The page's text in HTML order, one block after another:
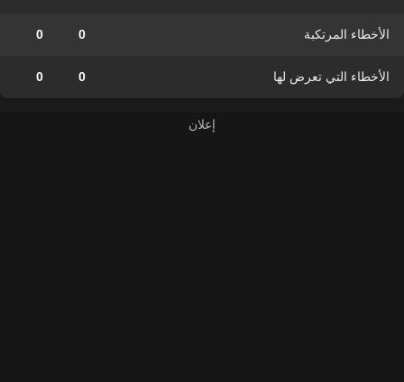
الأخطاء المرتكبة 0
0
الأخطاء التي تعرض لها 0
0